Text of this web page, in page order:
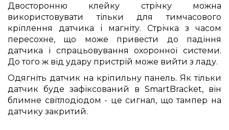
Двосторонню клейку стрічку можна
використовувати тільки для тимчасового
кріплення датчика і магніту. Стрічка з часом
пересохне, що може привести до падіння
датчика і спрацьовування охоронної системи.
До того ж від удару пристрій може вийти з ладу.
Одягніть датчик на кріпильну панель. Як тільки
датчик буде зафіксований в SmartBracket, він
блимне світлодіодом - це сигнал, що тампер на
датчику закритий.